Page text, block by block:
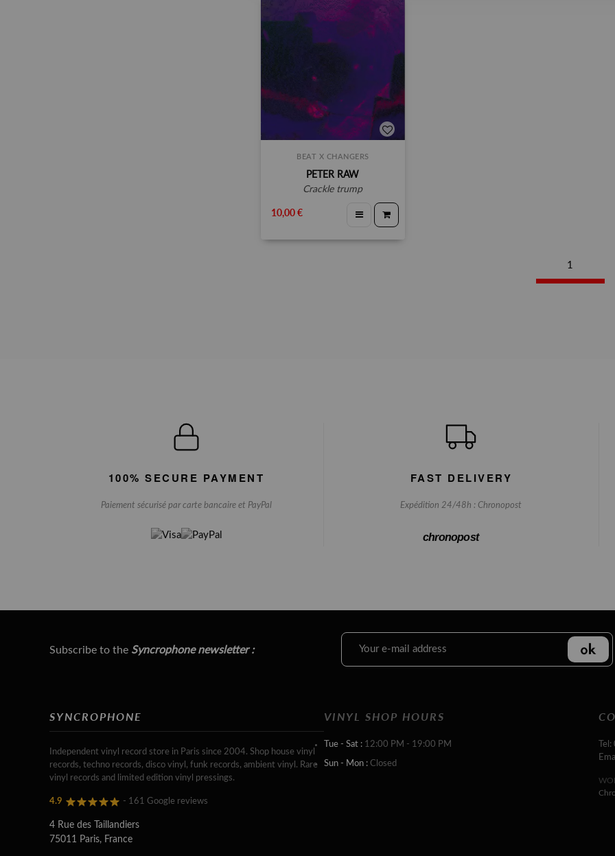
BEAT X CHANGERS
PETER RAW
crackle trump
10,00 €
1
100% SECURE PAYMENT
Paiement sécurisé par carte bancaire et PayPal
FAST DELIVERY
Expédition 24/48h : Chronopost
chronopost
Subscribe to the Syncrophone newsletter :
SYNCROPHONE
Independent vinyl record store in Paris since 2004. Shop house vinyl
records, techno records, disco vinyl, funk records, ambient vinyl. Rare
vinyl records and limited edition vinyl pressings.
4.9 - 161 Google reviews
4 Rue des Taillandiers
75011 Paris, France
VINYL SHOP HOURS
Tue - Sat : 12:00 PM - 19:00 PM
Sun - Mon : Closed